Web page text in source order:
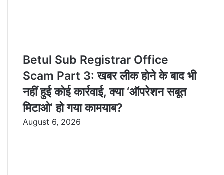
Betul Sub Registrar Office
Scam Part 3: खबर लीक होने के बाद भी
नहीं हुई कोई कार्रवाई, क्या ‘ऑपरेशन सबूत
मिटाओ’ हो गया कामयाब?
August 6, 2026